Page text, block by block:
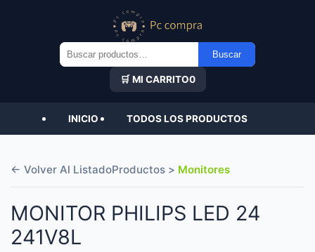
Buscar
por:
Buscar
🛒 MI CARRITO0
INICIO TODOS LOS PRODUCTOS
← Volver Al ListadoProductos > Monitores
MONITOR PHILIPS LED 24
241V8L